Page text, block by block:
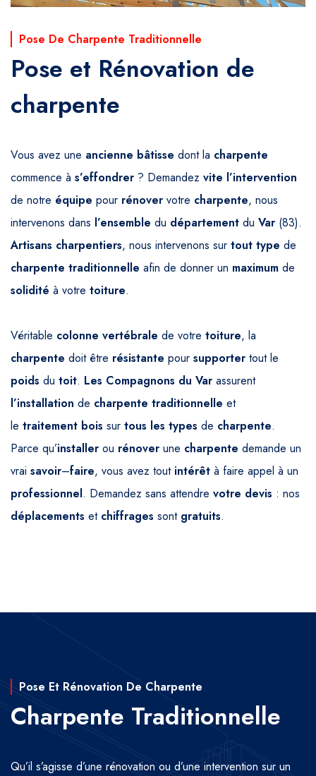
Pose De Charpente Traditionnelle
Pose et Rénovation de
charpente
Vous avez une ancienne bâtisse dont la charpente
commence à s’effondrer ? Demandez vite l’intervention
de notre équipe pour rénover votre charpente, nous
intervenons dans l’ensemble du département du Var (83).
Artisans charpentiers, nous intervenons sur tout type de
charpente traditionnelle afin de donner un maximum de
solidité à votre toiture.
Véritable colonne vertébrale de votre toiture, la
charpente doit être résistante pour supporter tout le
poids du toit. Les Compagnons du Var assurent
l’installation de charpente traditionnelle et
le traitement bois sur tous les types de charpente.
Parce qu’installer ou rénover une charpente demande un
vrai savoir–faire, vous avez tout intérêt à faire appel à un
professionnel. Demandez sans attendre votre devis : nos
déplacements et chiffrages sont gratuits.
Pose Et Rénovation De Charpente
Charpente Traditionnelle
Qu’il s’agisse d’une rénovation ou d’une intervention sur un